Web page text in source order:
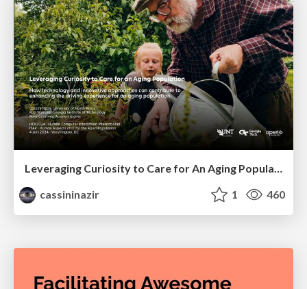
Leveraging Curiosity to Care for An Aging Population
cassininazir
1 460